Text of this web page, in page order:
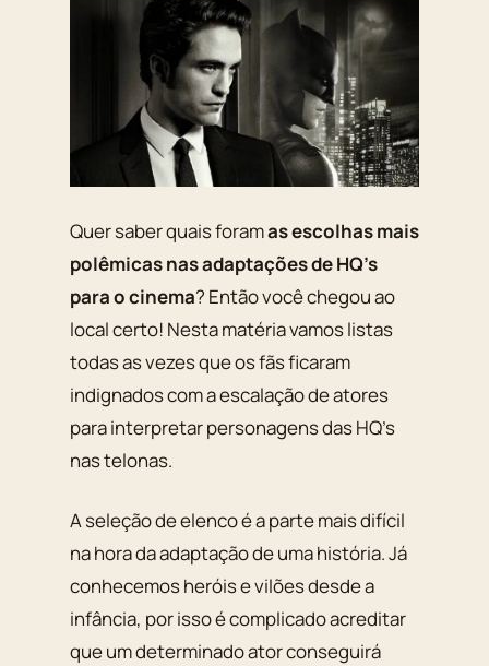
Quer saber quais foramas escolhas mais
polêmicas nas adaptações de HQ’s
para o cinema? Então você chegou ao
local certo! Nesta matéria vamos listas
todas as vezes que os fãs ficaram
indignados com a escalação de atores
para interpretar personagens das HQ’s
nas telonas.
A seleção de elenco é a parte mais difícil
na hora da adaptação de uma história. Já
conhecemos heróis e vilões desde a
infância, por isso é complicado acreditar
que um determinado ator conseguirá